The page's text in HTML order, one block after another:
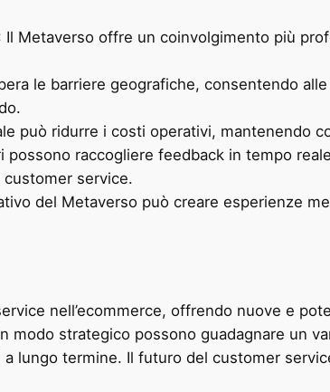
Il Metaverso offre un coinvolgimento più
le barriere geografiche, consentendo
può ridurre i costi operativi, mantenendo
possono raccogliere feedback in tempo
service.
del Metaverso può creare esperienze
nell’ecommerce, offrendo nuove e
modo strategico possono guadagnare un
lungo termine. Il futuro del customer